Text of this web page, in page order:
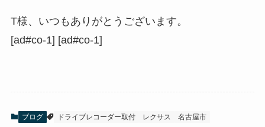
T様、いつもありがとうございます。
[ad#co-1] [ad#co-1]
ブログ ドライブレコーダー取付 レクサス 名古屋市